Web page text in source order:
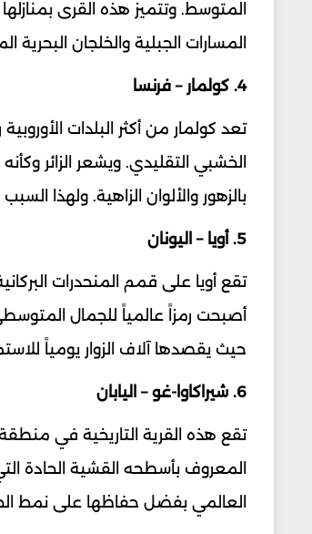
المتوسط. وتتميز هذه القرى
المسارات الجبلية والخلجان
4. كولمار – فرنسا
تعد كولمار من أكثر البلدات
الخشبي التقليدي. ويشعر الزائر
بالزهور والألوان الزاهية. ولهذا
5. أويا – اليونان
تقع أويا على قمم المنحدرات
أصبحت رمزاً عالمياً للجمال
حيث يقصدها آلاف الزوار يومياً
6. شيراكاوا-غو – اليابان
تقع هذه القرية التاريخية في منطقة
المعروف بأسطحه القشية الحادة
العالمي بفضل حفاظها على نمط